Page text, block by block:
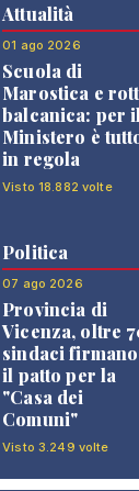
Attualità
01 ago 2026
Scuola di
Marostica e
balcanica: per il
Ministero è
in regola
Visto 18.882 volte
Politica
07 ago 2026
Provincia di
Vicenza, oltre
sindaci firmano
il patto per la
"Casa dei
Comuni"
Visto 3.249 volte